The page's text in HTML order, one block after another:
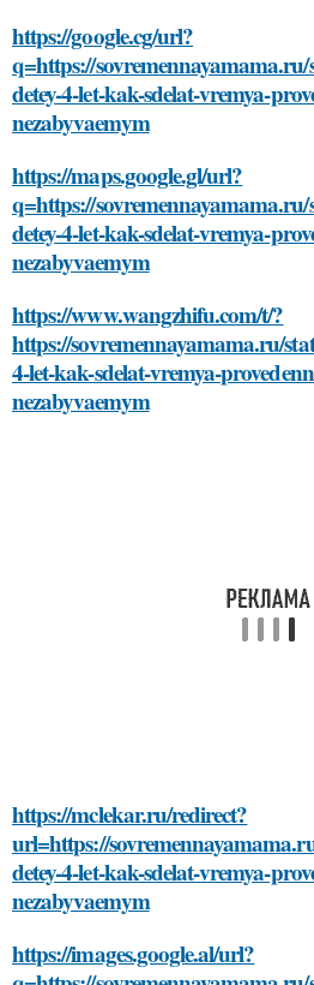
https://google.cg/url?
q=https://sovremennayamama.ru/
detey-4-let-kak-sdelat-vremya-
nezabyvaemym
https://maps.google.gl/url?
q=https://sovremennayamama.ru/
detey-4-let-kak-sdelat-vremya-
nezabyvaemym
https://www.wangzhifu.com/t/?
https://sovremennayamama.ru/
4-let-kak-sdelat-vremya-
nezabyvaemym
https://mclekar.ru/redirect?
url=https://
detey-4-let-kak-sdelat-vremya-
nezabyvaemym
https://images.google.al/url?